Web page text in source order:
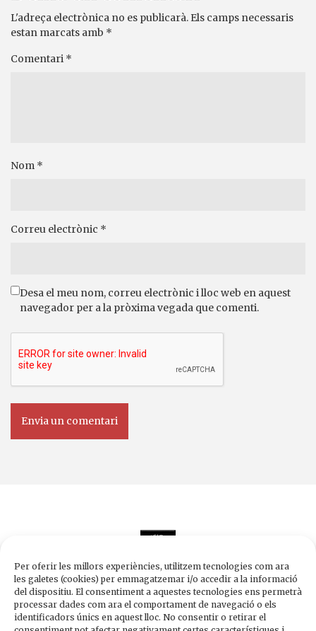
Per oferir les millors experiències, utilitzem tecnologies com ara
les galetes (cookies) per emmagatzemar i/o accedir a la informació
del dispositiu. El consentiment a aquestes tecnologies ens permetrà
processar dades com ara el comportament de navegació o els
identificadors únics en aquest lloc. No consentir o retirar el
L'adreça electrònica no es publicarà. Els camps necessaris
estan marcats amb *
Comentari *
Nom *
Correu electrònic *
Desa el meu nom, correu electrònic i lloc web en aquest
navegador per a la pròxima vegada que comenti.
Edicions de 1984
Carrer Trafalgar, 10, 2n-2a A